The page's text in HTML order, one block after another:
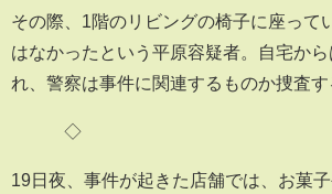
その際、1階のリビングの椅子に座って
はなかったという平原容疑者。自宅か
れ、警察は事件に関連するものか捜査す
◇
19日夜、事件が起きた店舗では、お菓